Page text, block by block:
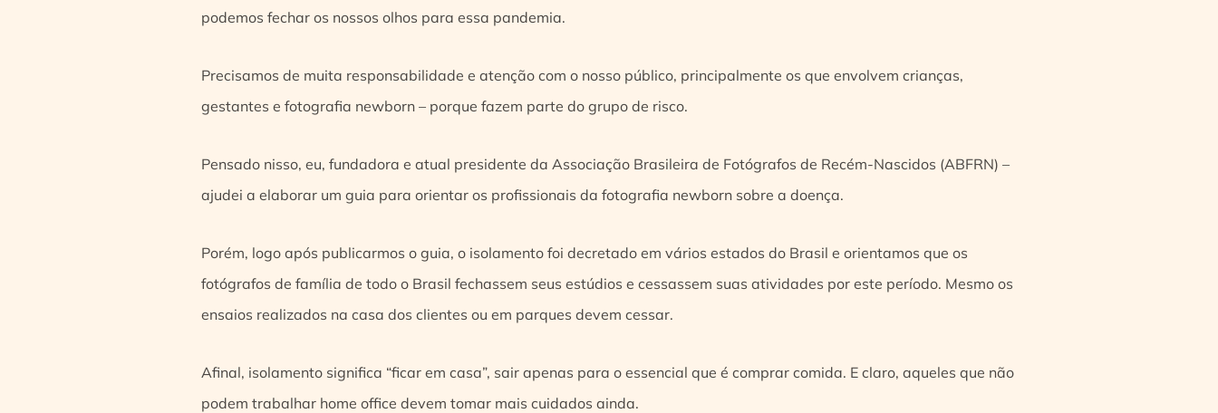
podemos fechar os nossos olhos para essa pandemia.
Precisamos de muita responsabilidade e atenção com o nosso público, principalmente os que envolvem crianças,
gestantes e fotografia newborn – porque fazem parte do grupo de risco.
Pensado nisso, eu, fundadora e atual presidente da Associação Brasileira de Fotógrafos de Recém-Nascidos (ABFRN) –
ajudei a elaborar um guia para orientar os profissionais da fotografia newborn sobre a doença.
Porém, logo após publicarmos o guia, o isolamento foi decretado em vários estados do Brasil e orientamos que os
fotógrafos de família de todo o Brasil fechassem seus estúdios e cessassem suas atividades por este período. Mesmo os
ensaios realizados na casa dos clientes ou em parques devem cessar.
Afinal, isolamento significa “ficar em casa”, sair apenas para o essencial que é comprar comida. E claro, aqueles que não
podem trabalhar home office devem tomar mais cuidados ainda.